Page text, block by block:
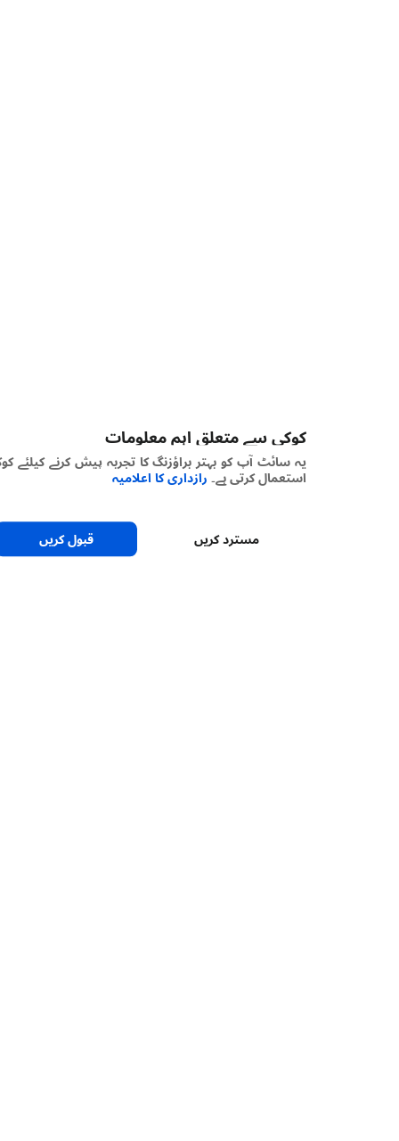
کوکی سے متعلق اہم معلومات
یہ سائٹ آپ کو بہتر براؤزنگ کا تجربہ پیش کرنے کیلئے کوکیز
استعمال کرتی ہے۔رازداری کا اعلامیہ
مسترد کریں قبول کریں